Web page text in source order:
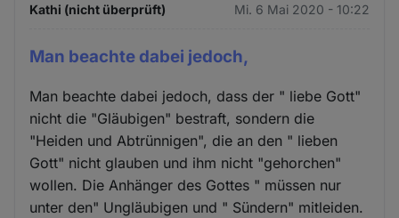
Kathi (nicht überprüft) Mi. 6 Mai 2020 - 10:22
Man beachte dabei jedoch,
Man beachte dabei jedoch, dass der " liebe Gott"
nicht die "Gläubigen" bestraft, sondern die
"Heiden und Abtrünnigen", die an den " lieben
Gott" nicht glauben und ihm nicht "gehorchen"
wollen. Die Anhänger des Gottes " müssen nur
unter den" Ungläubigen und " Sündern" mitleiden.